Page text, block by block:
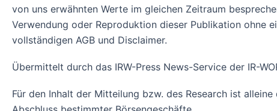
von uns erwähnten Werte im gleichen Zeitraum
Verwendung oder Reproduktion dieser Publikation ohne
vollständigen AGB und Disclaimer.
Übermittelt durch das IRW-Press News-Service der IR-
Für den Inhalt der Mitteilung bzw. des Research ist